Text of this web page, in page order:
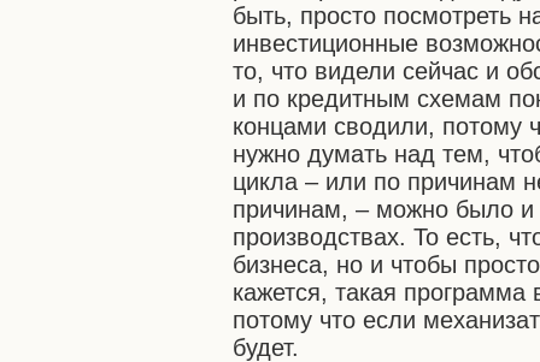
быть, просто посмотреть
инвестиционные
то, что видели сейчас и
и по кредитным схемам
концами сводили, потому
нужно думать над тем,
цикла – или по причинам
причинам, – можно было и
производствах. То есть,
бизнеса, но и чтобы
кажется, такая
потому что если
будет.